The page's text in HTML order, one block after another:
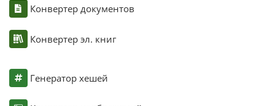
Конвертер документов
Конвертер эл. книг
Генератор хешей